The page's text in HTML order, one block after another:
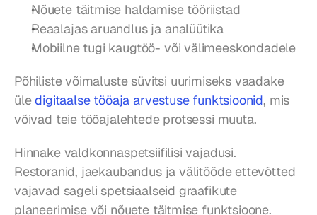
Nõuete täitmise haldamise tööriistad
Reaalajas aruandlus ja analüütika
Mobiilne tugi kaugtöö- või välimeeskondadele
Põhiliste võimaluste süvitsi uurimiseks vaadake
üle digitaalse tööaja arvestuse funktsioonid, mis
võivad teie tööajalehtede protsessi muuta.
Hinnake valdkonnaspetsiifilisi vajadusi.
Restoranid, jaekaubandus ja välitööde ettevõtted
vajavad sageli spetsiaalseid graafikute
planeerimise või nõuete täitmise funktsioone.